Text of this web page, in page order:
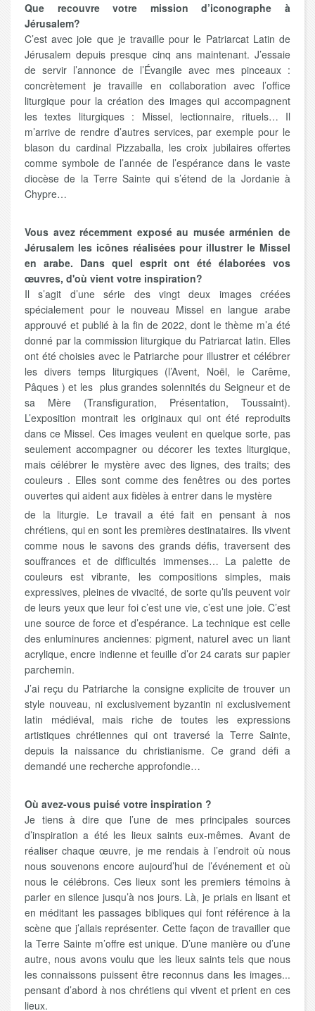
Que recouvre votre mission d’iconographe à
Jérusalem?
C’est avec joie que je travaille pour le Patriarcat Latin de
Jérusalem depuis presque cinq ans maintenant. J’essaie
de servir l’annonce de l’Évangile avec mes pinceaux :
concrètement je travaille en collaboration avec l’office
liturgique pour la création des images qui accompagnent
les textes liturgiques : Missel, lectionnaire, rituels… Il
m’arrive de rendre d’autres services, par exemple pour le
blason du cardinal Pizzaballa, les croix jubilaires offertes
comme symbole de l’année de l’espérance dans le vaste
diocèse de la Terre Sainte qui s’étend de la Jordanie à
Chypre…
Vous avez récemment exposé au musée arménien de
Jérusalem les icônes réalisées pour illustrer le Missel
en arabe. Dans quel esprit ont été élaborées vos
œuvres, d'où vient votre inspiration?
Il s’agit d’une série des vingt deux images créées
spécialement pour le nouveau Missel en langue arabe
approuvé et publié à la fin de 2022, dont le thème m’a été
donné par la commission liturgique du Patriarcat latin. Elles
ont été choisies avec le Patriarche pour illustrer et célébrer
les divers temps liturgiques (l’Avent, Noël, le Carême,
Pâques ) et les plus grandes solennités du Seigneur et de
sa Mère (Transfiguration, Présentation, Toussaint).
L’exposition montrait les originaux qui ont été reproduits
dans ce Missel. Ces images veulent en quelque sorte, pas
seulement accompagner ou décorer les textes liturgique,
mais célébrer le mystère avec des lignes, des traits; des
couleurs . Elles sont comme des fenêtres ou des portes
ouvertes qui aident aux fidèles à entrer dans le mystère
de la liturgie. Le travail a été fait en pensant à nos
chrétiens, qui en sont les premières destinataires. Ils vivent
comme nous le savons des grands défis, traversent des
souffrances et de difficultés immenses… La palette de
couleurs est vibrante, les compositions simples, mais
expressives, pleines de vivacité, de sorte qu’ils peuvent voir
de leurs yeux que leur foi c’est une vie, c’est une joie. C’est
une source de force et d’espérance. La technique est celle
des enluminures anciennes: pigment, naturel avec un liant
acrylique, encre indienne et feuille d’or 24 carats sur papier
parchemin.
J’ai reçu du Patriarche la consigne explicite de trouver un
style nouveau, ni exclusivement byzantin ni exclusivement
latin médiéval, mais riche de toutes les expressions
artistiques chrétiennes qui ont traversé la Terre Sainte,
depuis la naissance du christianisme. Ce grand défi a
demandé une recherche approfondie…
Où avez-vous puisé votre inspiration ?
Je tiens à dire que l’une de mes principales sources
d’inspiration a été les lieux saints eux-mêmes. Avant de
réaliser chaque œuvre, je me rendais à l’endroit où nous
nous souvenons encore aujourd’hui de l’événement et où
nous le célébrons. Ces lieux sont les premiers témoins à
parler en silence jusqu’à nos jours. Là, je priais en lisant et
en méditant les passages bibliques qui font référence à la
scène que j’allais représenter. Cette façon de travailler que
la Terre Sainte m’offre est unique. D’une manière ou d’une
autre, nous avons voulu que les lieux saints tels que nous
les connaissons puissent être reconnus dans les images...
pensant d’abord à nos chrétiens qui vivent et prient en ces
lieux.